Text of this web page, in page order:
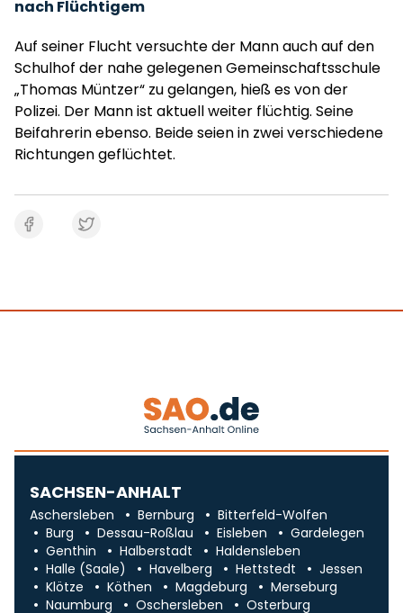
nach Flüchtigem
Auf seiner Flucht versuchte der Mann auch auf den
Schulhof der nahe gelegenen Gemeinschaftsschule
„Thomas Müntzer“ zu gelangen, hieß es von der
Polizei. Der Mann ist aktuell weiter flüchtig. Seine
Beifahrerin ebenso. Beide seien in zwei verschiedene
Richtungen geflüchtet.
SACHSEN-ANHALT
Aschersleben Bernburg
Bitterfeld-Wolfen
Burg
Dessau-Roßlau Eisleben
Gardelegen
Genthin
Halberstadt
Haldensleben
Halle (Saale)
Havelberg Hettstedt
Jessen
Klötze
Köthen Magdeburg
Merseburg
Naumburg
Oschersleben Osterburg